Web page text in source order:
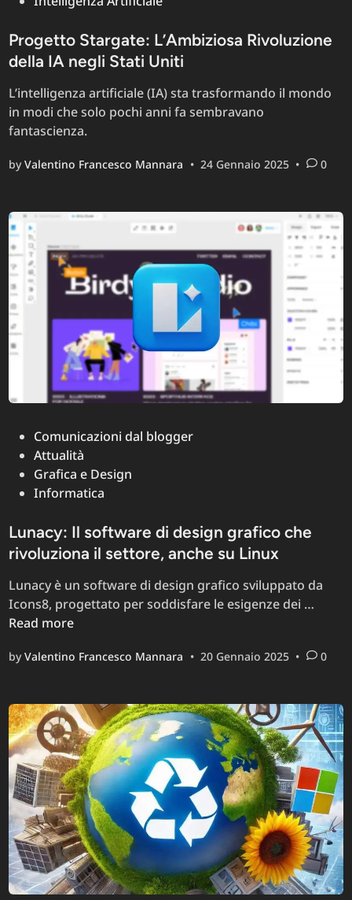
Progetto Stargate: L’Ambiziosa Rivoluzione
della IA negli Stati Uniti
L’intelligenza artificiale (IA) sta trasformando il mondo
in modi che solo pochi anni fa sembravano
fantascienza.
byValentino Francesco Mannara • 24 Gennaio 2025 • 0
PostedComunicazioni dal blogger
Attualità
Grafica e Design
Informatica
Lunacy: Il software di design grafico che
rivoluziona il settore, anche su Linux
Lunacy è un software di design grafico sviluppato da
Icons8, progettato per soddisfare le esigenze dei …
di
che
il
anche
su
Linux
Read more
byValentino Francesco Mannara • 20 Gennaio 2025 • 0